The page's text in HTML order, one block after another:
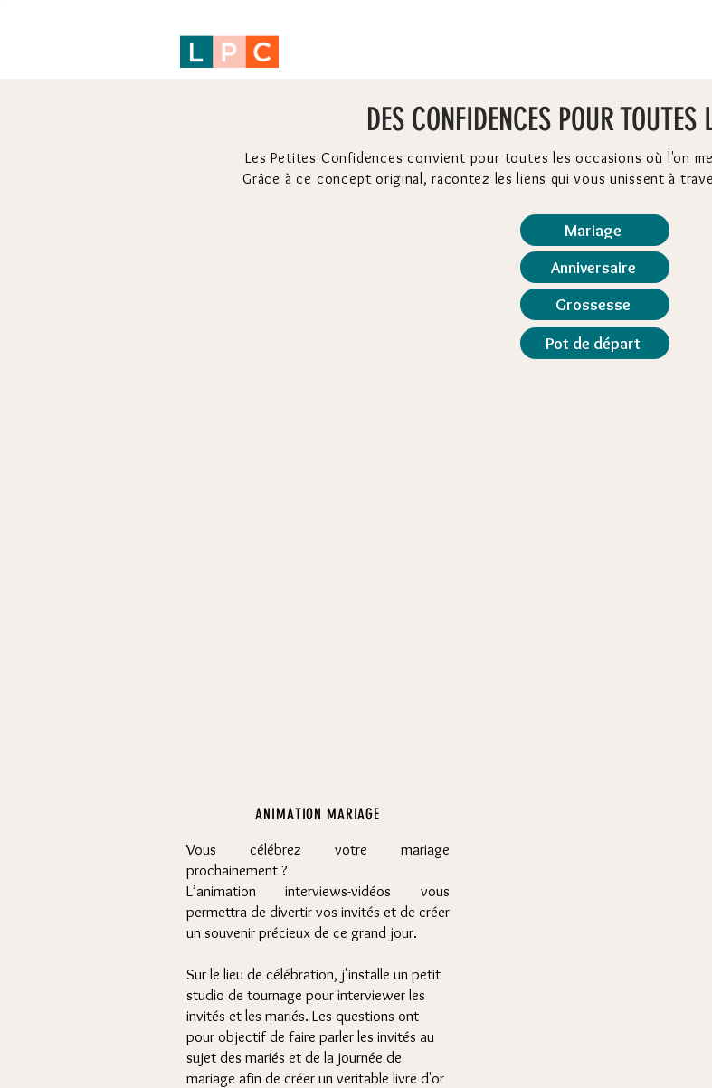
DES CONFIDENCES POUR TOUTES
Les Petites Confidences convient pour toutes les occasions où l'on
Grâce à ce concept original, racontez les liens qui vous unissent à
Mariage
Anniversaire
Grossesse
Pot de départ
ANIMATION MARIAGE
Vous célébrez votre mariage
prochainement ?
L’animation interviews-vidéos vous
permettra de divertir vos invités et de créer
un souvenir précieux de ce grand jour.
Sur le lieu de célébration, j'installe un petit
studio de tournage pour interviewer les
invités et les mariés. Les questions ont
pour objectif de faire parler les invités au
sujet des mariés et de la journée de
mariage afin de créer un veritable livre d'or